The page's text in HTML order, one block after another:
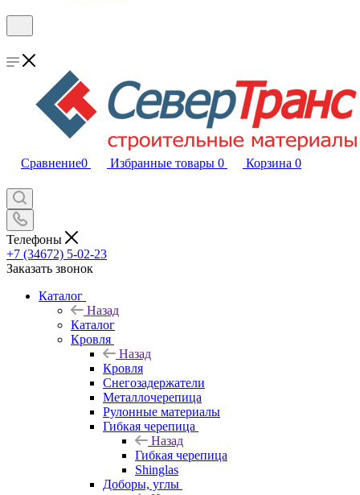
Сравнение0 Избранные товары 0 Корзина 0
Телефоны
+7 (34672) 5-02-23
Заказать звонок
Каталог
Назад
Каталог
Кровля
Назад
Кровля
Снегозадержатели
Металлочерепица
Рулонные материалы
Гибкая черепица
Назад
Гибкая черепица
Shinglas
Доборы, углы